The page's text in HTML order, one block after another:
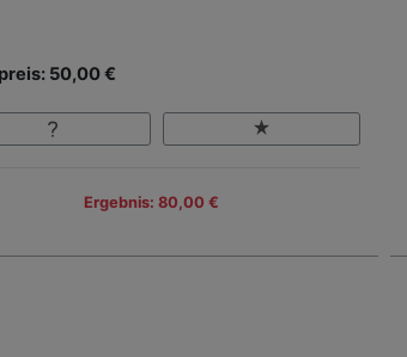
50,00 €
Ergebnis: 80,00 €